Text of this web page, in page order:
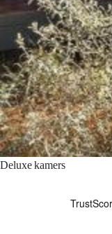
Deluxe kamers